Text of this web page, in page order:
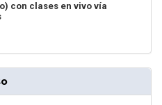
con clases en vivo vía